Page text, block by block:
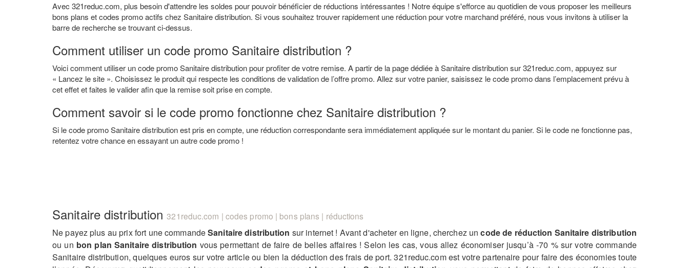
Avec 321reduc.com, plus besoin d'attendre les soldes pour pouvoir bénéficier de réductions intéressantes ! Notre équipe s'efforce au quotidien de vous proposer les meilleurs
bons plans et codes promo actifs chez Sanitaire distribution. Si vous souhaitez trouver rapidement une réduction pour votre marchand préféré, nous vous invitons à utiliser la
barre de recherche se trouvant ci-dessus.
Comment utiliser un code promo Sanitaire distribution ?
Voici comment utiliser un code promo Sanitaire distribution pour profiter de votre remise. A partir de la page dédiée à Sanitaire distribution sur 321reduc.com, appuyez sur
« Lancez le site ». Choisissez le produit qui respecte les conditions de validation de l’offre promo. Allez sur votre panier, saisissez le code promo dans l’emplacement prévu à
cet effet et faites le valider afin que la remise soit prise en compte.
Comment savoir si le code promo fonctionne chez Sanitaire distribution ?
Si le code promo Sanitaire distribution est pris en compte, une réduction correspondante sera immédiatement appliquée sur le montant du panier. Si le code ne fonctionne pas,
retentez votre chance en essayant un autre code promo !
Sanitaire distribution321reduc.com | codes promo | bons plans | réductions
Ne payez plus au prix fort une commandeSanitaire distribution sur internet ! Avant d'acheter en ligne, cherchez uncode de réduction Sanitaire distribution
ou un bon plan Sanitaire distribution vous permettant de faire de belles affaires ! Selon les cas, vous allez économiser jusqu’à -70 % sur votre commande
Sanitaire distribution, quelques euros sur votre article ou bien la déduction des frais de port. 321reduc.com est votre partenaire pour faire des économies toute